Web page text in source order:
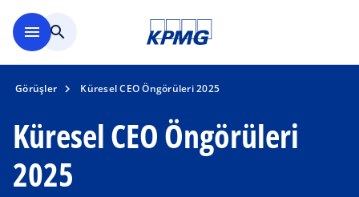
menu search
Görüşler Küresel CEO Öngörüleri 2025
Küresel CEO Öngörüleri
2025